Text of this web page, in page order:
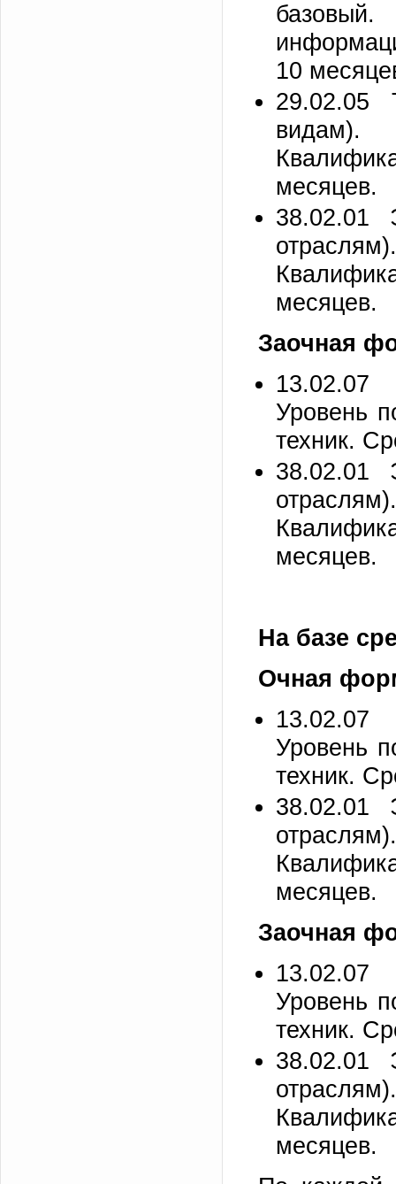
10
29.02.05
видам).
месяцев.
38.02.01
месяцев.
Заочная
13.02.07
Уровень
техник.
38.02.01
месяцев.
На базе
Очная
13.02.07
Уровень
техник.
38.02.01
месяцев.
Заочная
13.02.07
Уровень
техник.
38.02.01
месяцев.